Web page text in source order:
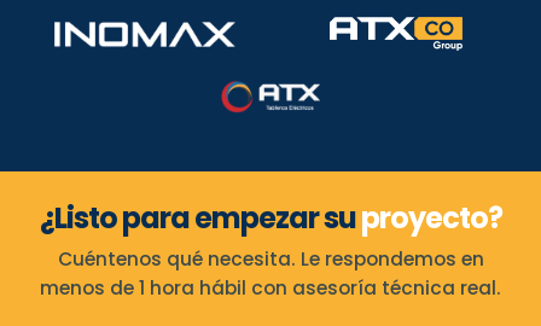
¿Listo para empezar suproyecto?
Cuéntenos qué necesita. Le respondemos en
menos de 1 hora hábil con asesoría técnica real.